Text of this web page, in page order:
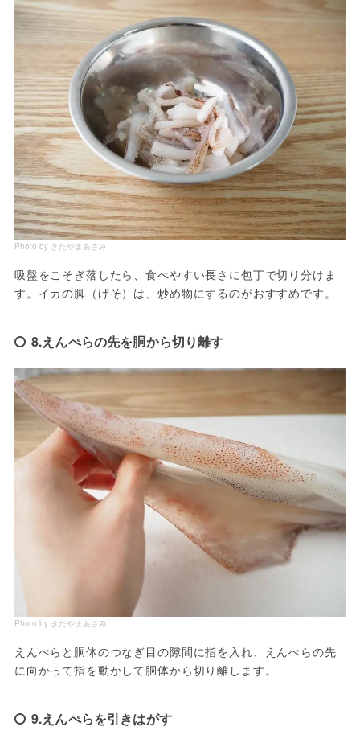
Photo by きたやまあさみ
吸盤をこそぎ落したら、食べやすい長さに包丁で切り分けま
す。イカの脚（げそ）は、炒め物にするのがおすすめです。
8.えんぺらの先を胴から切り離す
Photo by きたやまあさみ
えんぺらと胴体のつなぎ目の隙間に指を入れ、えんぺらの先
に向かって指を動かして胴体から切り離します。
9.えんぺらを引きはがす